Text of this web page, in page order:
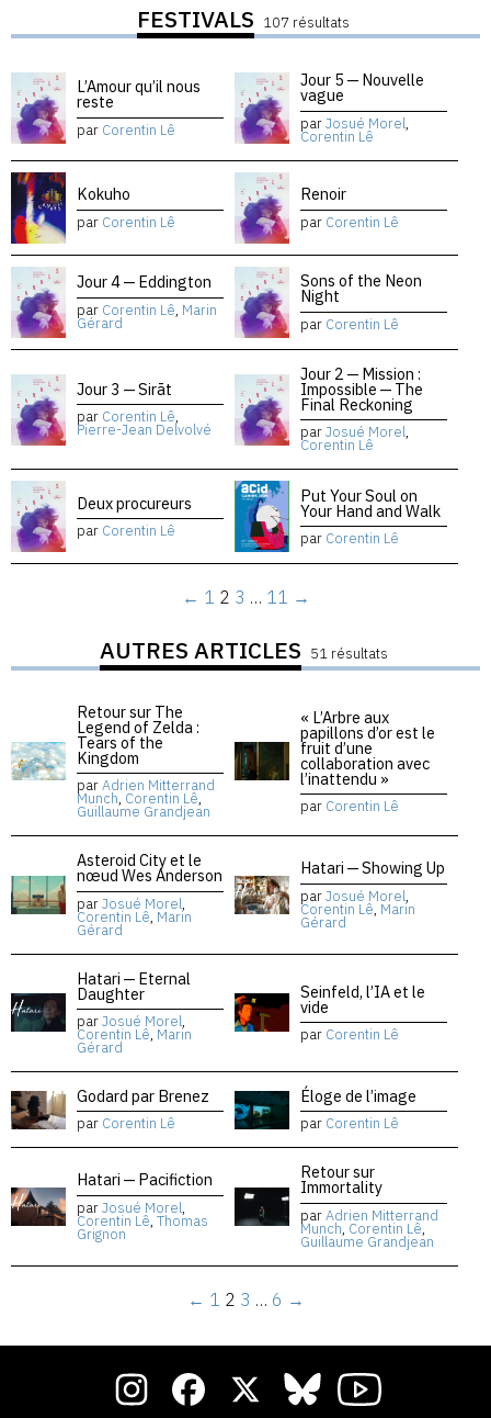
FESTIVALS 107 résultats
L’Amour qu’il nous
reste
par Corentin Lê
Jour 5 — Nouvelle
vague
parJosué Morel,
Corentin Lê
Kokuho
par Corentin Lê
Renoir
par Corentin Lê
Jour 4 — Eddington
par Corentin Lê, Marin
Gérard
Sons of the Neon
Night
par Corentin Lê
Jour 3 — Sirāt
par Corentin Lê,
Pierre-Jean Delvolvé
Jour 2 — Mission :
Impossible — The
Final Reckoning
parJosué Morel,
Corentin Lê
Deux procureurs
par Corentin Lê
Put Your Soul on
Your Hand and Walk
par Corentin Lê
← 1 2 3 … 11 →
AUTRES ARTICLES 51 résultats
Retour sur The
Legend of Zelda :
Tears of the
Kingdom
parAdrien Mitterrand
Munch, Corentin Lê,
Guillaume Grandjean
« L’Arbre aux
papillons d’or est le
fruit d’une
collaboration avec
l’inattendu »
par Corentin Lê
Asteroid City et le
nœud Wes Anderson
parJosué Morel,
Corentin Lê, Marin
Gérard
Hatari — Showing Up
parJosué Morel,
Corentin Lê, Marin
Gérard
Hatari — Eternal
Daughter
parJosué Morel,
Corentin Lê, Marin
Gérard
Seinfeld, l’IA et le
vide
par Corentin Lê
Godard par Brenez
par Corentin Lê
Éloge de l’image
par Corentin Lê
Hatari — Pacifiction
parJosué Morel,
Corentin Lê, Thomas
Grignon
Retour sur
Immortality
parAdrien Mitterrand
Munch, Corentin Lê,
Guillaume Grandjean
← 1 2 3 … 6 →